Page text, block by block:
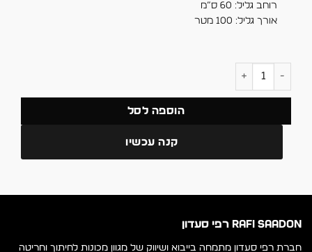
רוחב גליל: 60 ס”מ
אורך גליל: 100 מטר
כמות של גליל שקף DTF נצנץ 60 ס"מ
הוספה לסל
קנה עכשיו
RAFI SAADON רפי סעדון
חברת רפי סעדון מתמחה בייבוא ושיווק של מגוון מכונות לחיתוך וחריטה